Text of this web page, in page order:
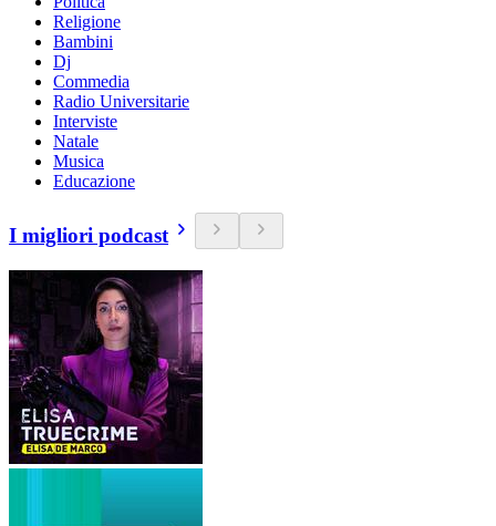
Religione
Bambini
Dj
Commedia
Radio Universitarie
Interviste
Natale
Musica
Educazione
I migliori podcast